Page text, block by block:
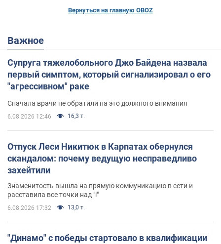
Вернуться на главную OBOZ
Важное
Супруга тяжелобольного Джо Байдена назвала
первый симптом, который сигнализировал о его
"агрессивном" раке
Сначала врачи не обратили на это должного внимания
6.08.2026 12:46 16,3 т.
Отпуск Леси Никитюк в Карпатах обернулся
скандалом: почему ведущую несправедливо
захейтили
Знаменитость вышла на прямую коммуникацию в сети и
расставила все точки над "i"
6.08.2026 17:32 13,0 т.
"Динамо" с победы стартовало в квалификации